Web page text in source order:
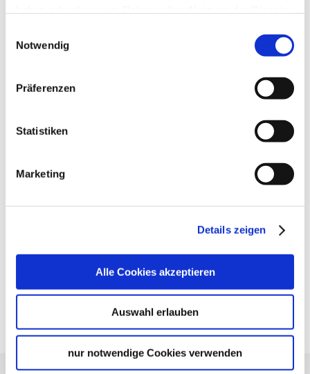
Impressum
Notwendig
Präferenzen
Statistiken
Marketing
Details zeigen
Alle Cookies akzeptieren
Auswahl erlauben
nur notwendige Cookies verwenden
Location & Contact
Rotebühlstr. 50
Phone:0711/50 53 05 85
Plan your trip
Deutsche Bahn AG
DB timetable information
Google Maps
Google Maps Route